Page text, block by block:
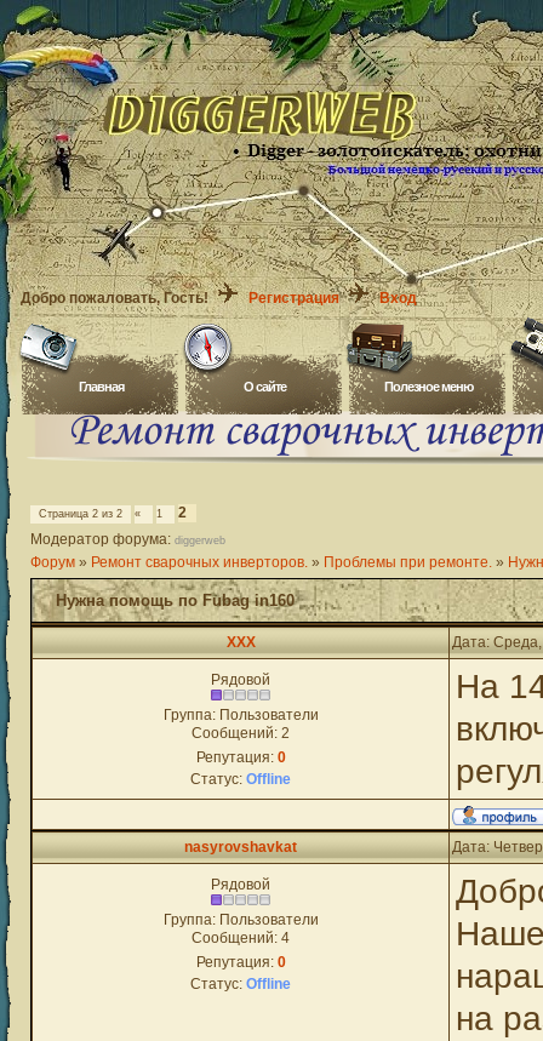
Добро пожаловать, Гость! Регистрация Вход
Главная O сайте Полезное меню
Страница 2 из 2 « 1
2
Модератор форума: diggerweb
Форум » Ремонт сварочных инверторов. » Проблемы при ремонте. »
Нужна помощь по Fubag in160
XXX Дата:
Рядовой
Группа: Пользователи
Сообщений: 2
Репутация: 0
Статус: Offline
На
nasyrovshavkat Дата:
Рядовой
Группа: Пользователи
Сообщений: 4
Репутация: 0
Статус: Offline
на